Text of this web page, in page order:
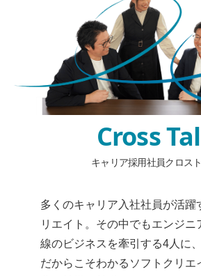
Cross
キャリア採用社員クロス
多くのキャリア入社社員が活躍
リエイト。その中でもエンジニ
線のビジネスを牽引する4人に
だからこそわかるソフトクリエ